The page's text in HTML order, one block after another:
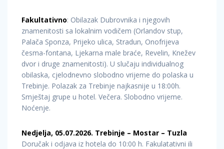
Fakultativno: Obilazak Dubrovnika i njegovih
znamenitosti sa lokalnim vodičem (Orlandov stup,
Palača Sponza, Prijeko ulica, Stradun, Onofrijeva
česma-fontana, Ljekarna male braće, Revelin, Knežev
dvor i druge znamenitosti). U slučaju individualnog
obilaska, cjelodnevno slobodno vrijeme do polaska u
Trebinje. Polazak za Trebinje najkasnije u 18:00h.
Smještaj grupe u hotel. Večera. Slobodno vrijeme.
Noćenje.
Nedjelja, 05.07.2026. Trebinje – Mostar – Tuzla
Doručak i odjava iz hotela do 10:00 h. Fakulatativni ili